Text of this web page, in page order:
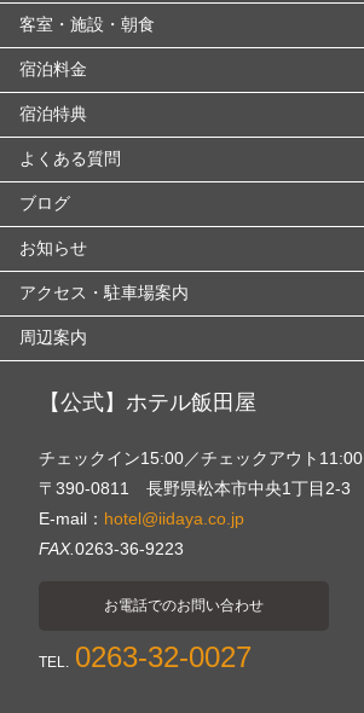
客室・施設・朝食
宿泊料金
宿泊特典
よくある質問
ブログ
お知らせ
アクセス・駐車場案内
周辺案内
【公式】ホテル飯田屋
チェックイン15:00／チェックアウト11:00
〒390-0811 長野県松本市中央1丁目2-3
E-mail： hotel@iidaya.co.jp
FAX.0263-36-9223
お電話でのお問い合わせ
TEL. 0263-32-0027